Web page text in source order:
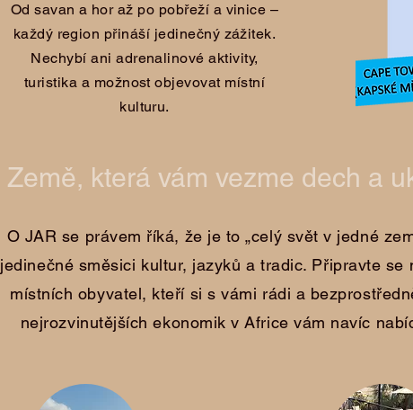
Od savan a hor až po pobřeží a vinice –
každý region přináší jedinečný zážitek.
Nechybí ani adrenalinové aktivity,
turistika a možnost objevovat místní
kulturu.
Země, která vám vezme dech a
O JAR se právem říká, že je to „celý svět v jedné
jedinečné směsici kultur, jazyků a tradic. Připravte
místních obyvatel, kteří si s vámi rádi a
nejrozvinutějších ekonomik v Africe vám navíc